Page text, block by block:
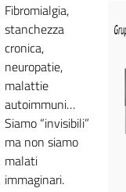
Fibromialgia,
stanchezza
cronica,
neuropatie,
malattie
autoimmuni…
Siamo “invisibili”
ma non siamo
malati
immaginari.